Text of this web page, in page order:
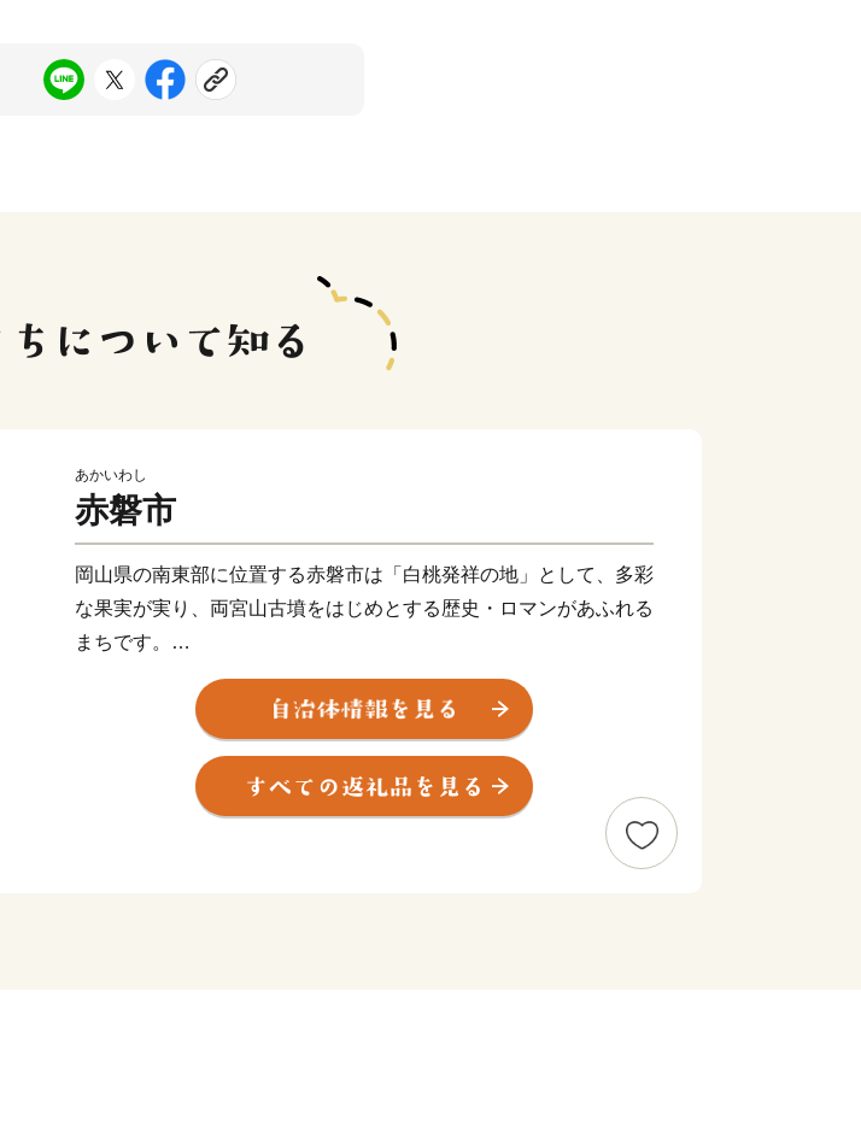
あかいわし
赤磐市
岡山県の南東部に位置する赤磐市は「白桃発祥の地」として、多彩
な果実が実り、両宮山古墳をはじめとする歴史・ロマンがあふれる
まちです。
このすばらしい“ふるさと”を“未来”へつなぎ、すべての人が健康で
笑顔にあふれ、いきいきと暮らせるまちを創りたい。こんな夢を実
現するために、市民と行政が一体となったまちづくりを推進してい